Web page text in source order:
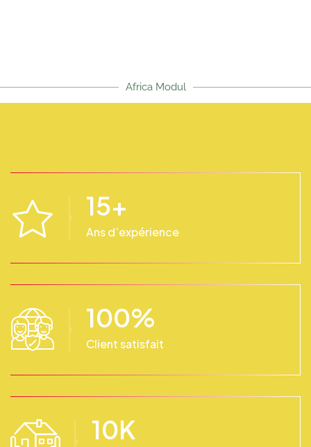
Africa Modul
15+
Ans d’expérience
100%
Client satisfait
10K